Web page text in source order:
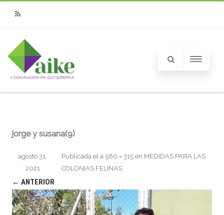
jorge y susana(9)
Publicada el
agosto 31,
2021
a 560 × 315 en MEDIDAS PARA LAS
COLONIAS FELINAS.
← ANTERIOR